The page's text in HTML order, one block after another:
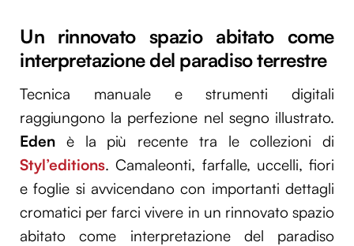
Un rinnovato spazio abitato come
interpretazione del paradiso terrestre
Tecnica manuale e strumenti digitali
raggiungono la perfezione nel segno illustrato.
Eden è la più recente tra le collezioni di
Styl’editions. Camaleonti, farfalle, uccelli, fiori
e foglie si avvicendano con importanti dettagli
cromatici per farci vivere in un rinnovato spazio
abitato come interpretazione del paradiso